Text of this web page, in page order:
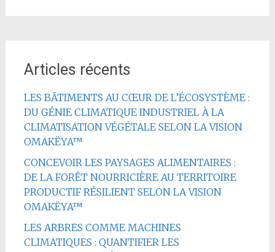
Articles récents
LES BÂTIMENTS AU CŒUR DE L’ÉCOSYSTÈME :
DU GÉNIE CLIMATIQUE INDUSTRIEL À LA
CLIMATISATION VÉGÉTALE SELON LA VISION
OMAKËYA™
CONCEVOIR LES PAYSAGES ALIMENTAIRES :
DE LA FORÊT NOURRICIÈRE AU TERRITOIRE
PRODUCTIF RÉSILIENT SELON LA VISION
OMAKËYA™
LES ARBRES COMME MACHINES
CLIMATIQUES : QUANTIFIER LES